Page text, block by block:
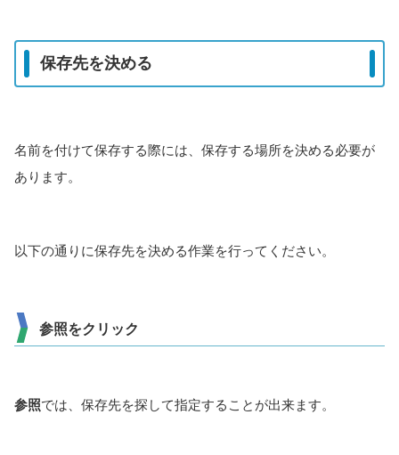
保存先を決める
名前を付けて保存する際には、保存する場所を決める必要が
あります。
以下の通りに保存先を決める作業を行ってください。
参照をクリック
参照では、保存先を探して指定することが出来ます。